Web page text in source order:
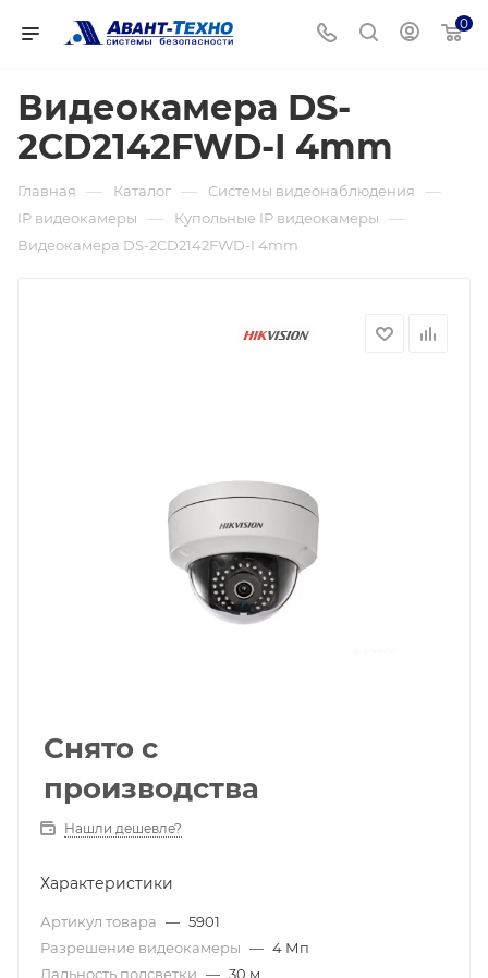
0
Видеокамера DS-
2CD2142FWD-I 4mm
Главная — Каталог — Системы видеонаблюдения —
IP видеокамеры — Купольные IP видеокамеры —
Видеокамера DS-2CD2142FWD-I 4mm
Снято с
производства
Нашли дешевле?
Характеристики
Артикул товара — 5901
Разрешение видеокамеры — 4 Мп
Дальность подсветки — 30 м